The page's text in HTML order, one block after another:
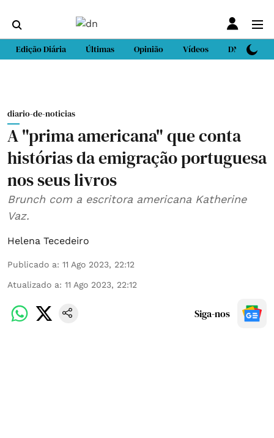
Edição Diária Últimas Opinião Vídeos DN Sport
diario-de-noticias
A "prima americana" que conta
histórias da emigração portuguesa
nos seus livros
Brunch com a escritora americana Katherine
Vaz.
Helena Tecedeiro
Publicado a: 11 Ago 2023, 22:12
Atualizado a: 11 Ago 2023, 22:12
Siga-nos